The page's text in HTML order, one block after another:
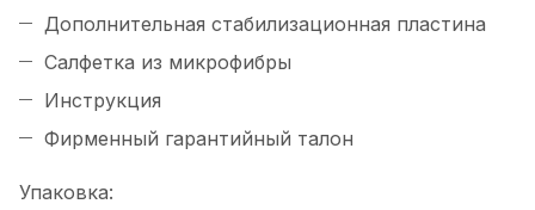
Дополнительная стабилизационная пластина
Салфетка из микрофибры
Инструкция
Фирменный гарантийный талон
Упаковка: